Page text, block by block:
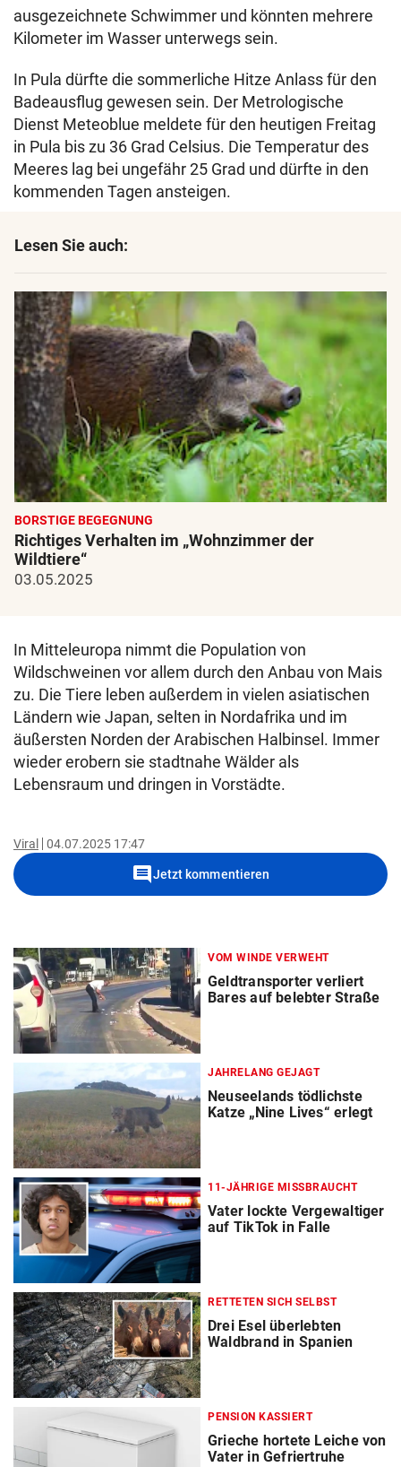
ausgezeichnete Schwimmer und könnten mehrere
Kilometer im Wasser unterwegs sein.
In Pula dürfte die sommerliche Hitze Anlass für den
Badeausflug gewesen sein. Der Metrologische
Dienst Meteoblue meldete für den heutigen Freitag
in Pula bis zu 36 Grad Celsius. Die Temperatur des
Meeres lag bei ungefähr 25 Grad und dürfte in den
kommenden Tagen ansteigen.
Lesen Sie auch:
BORSTIGE BEGEGNUNG
Richtiges Verhalten im „Wohnzimmer der
Wildtiere“
03.05.2025
In Mitteleuropa nimmt die Population von
Wildschweinen vor allem durch den Anbau von Mais
zu. Die Tiere leben außerdem in vielen asiatischen
Ländern wie Japan, selten in Nordafrika und im
äußersten Norden der Arabischen Halbinsel. Immer
wieder erobern sie stadtnahe Wälder als
Lebensraum und dringen in Vorstädte.
Viral 04.07.2025 17:47
commentJetzt kommentieren
VOM WINDE VERWEHT
Geldtransporter verliert
Bares auf belebter Straße
JAHRELANG GEJAGT
Neuseelands tödlichste
Katze „Nine Lives“ erlegt
11-JÄHRIGE MISSBRAUCHT
Vater lockte Vergewaltiger
auf TikTok in Falle
RETTETEN SICH SELBST
Drei Esel überlebten
Waldbrand in Spanien
PENSION KASSIERT
Grieche hortete Leiche von
Vater in Gefriertruhe